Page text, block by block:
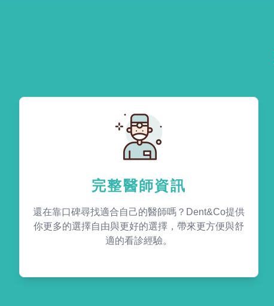
完整醫師資訊
還在靠口碑尋找適合自己的醫師嗎？Dent&Co提供
你更多的選擇自由與更好的選擇，帶來更方便與舒
適的看診經驗。